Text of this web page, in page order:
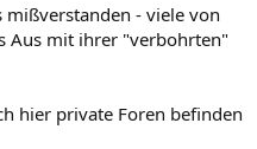
- viele von
Aus mit ihrer "verbohrten"
hier private Foren befinden